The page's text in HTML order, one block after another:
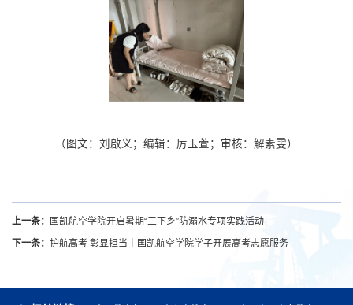
（图文：刘啟义；编辑：厉玉萱；审核：解素雯）
上一条：
国凯航空学院开启暑期“三下乡”防溺水专项实践活动
下一条： 护航高考 彰显担当｜国凯航空学院学子开展高考志愿服务